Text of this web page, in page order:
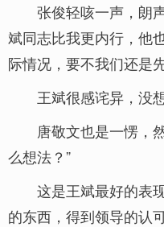
张俊轻咳一声，朗
斌同志比我更内行，他
际情况，要不我们还是
王斌很感诧异，没
唐敬文也是一愣，
么想法？”
这是王斌最好的表
的东西，得到领导的认